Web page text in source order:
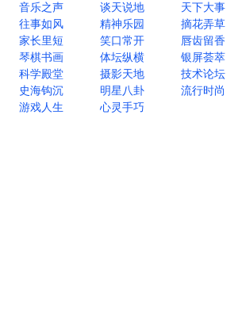
音乐之声
谈天说地 天下大事
往事如风
精神乐园 摘花弄草
家长里短
笑口常开 唇齿留香
琴棋书画
体坛纵横 银屏荟萃
科学殿堂
摄影天地 技术论坛
史海钩沉
明星八卦 流行时尚
游戏人生
心灵手巧